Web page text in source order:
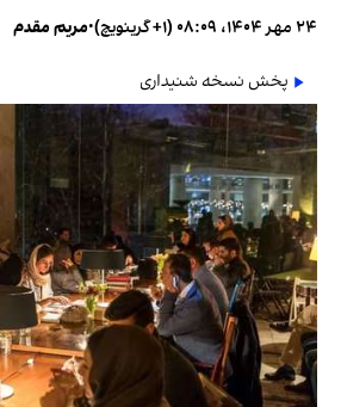
۲۴ مهر ۱۴۰۴، ۰۸:۰۹ (‎+۱ گرینویچ) •مریم مقدم
پخش نسخه شنیداری